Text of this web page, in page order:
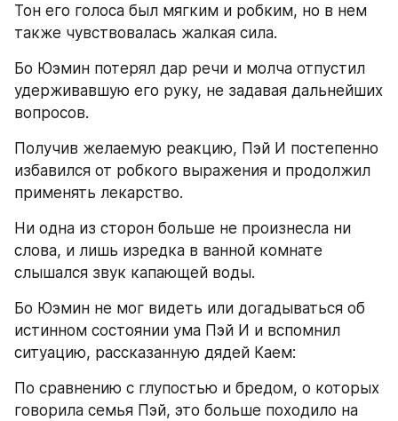
Тон его голоса был мягким и робким, но в нем
также чувствовалась жалкая сила.
Бо Юэмин потерял дар речи и молча отпустил
удерживавшую его руку, не задавая дальнейших
вопросов.
Получив желаемую реакцию, Пэй И постепенно
избавился от робкого выражения и продолжил
применять лекарство.
Ни одна из сторон больше не произнесла ни
слова, и лишь изредка в ванной комнате
слышался звук капающей воды.
Бо Юэмин не мог видеть или догадываться об
истинном состоянии ума Пэй И и вспомнил
ситуацию, рассказанную дядей Каем:
По сравнению с глупостью и бредом, о которых
говорила семья Пэй, это больше походило на